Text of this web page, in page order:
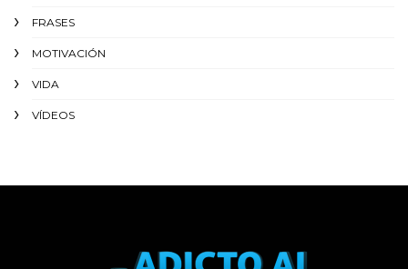
FRASES
MOTIVACIÓN
VIDA
VÍDEOS